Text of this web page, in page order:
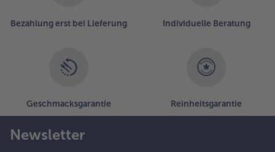
Bezahlung erst bei Lieferung Individuelle Beratung
Geschmacksgarantie Reinheitsgarantie
Newsletter